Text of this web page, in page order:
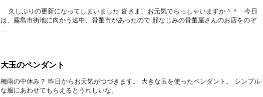
久しぶりの更新になってしまいました 皆さま、お元気でらっしゃいますか＾＾ 今日
は、霧島市街地に向かう途中、骨董市があったので 顔なじみの骨董屋さんのお店をのぞ
...
大玉のペンダント
梅雨の中休み？ 昨日からお天気がつづきます。 大きな玉を使ったペンダント。 シンプル
な服にあわせてもらえるとうれしいな。